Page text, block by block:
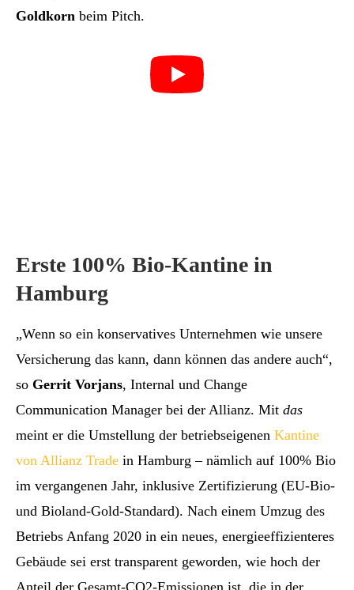
Goldkorn beim Pitch.
Erste 100% Bio-Kantine in
Hamburg
„Wenn so ein konservatives Unternehmen wie unsere
Versicherung das kann, dann können das andere auch“,
so Gerrit Vorjans, Internal und Change
Communication Manager bei der Allianz. Mit das
meint er die Umstellung der betriebseigenen Kantine
von Allianz Trade in Hamburg – nämlich auf 100% Bio
im vergangenen Jahr, inklusive Zertifizierung (EU-Bio-
und Bioland-Gold-Standard). Nach einem Umzug des
Betriebs Anfang 2020 in ein neues, energieeffizienteres
Gebäude sei erst transparent geworden, wie hoch der
Anteil der Gesamt-CO2-Emissionen ist, die in der